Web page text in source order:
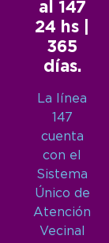
al 147
24 hs |
365
días.
La línea
147
cuenta
con el
Sistema
Único de
Atención
Vecinal